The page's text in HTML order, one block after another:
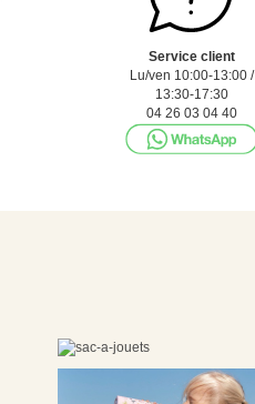
Service client
Lu/ven 10:00-13:00 /
13:30-17:30
04 26 03 04 40